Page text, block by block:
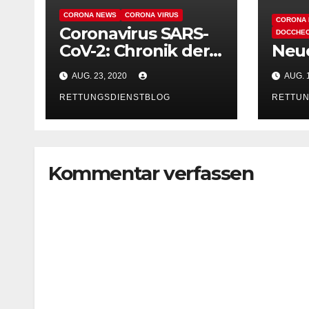
CORONA NEWS CORONA VIRUS
Coronavirus SARS-
CoV-2: Chronik der
bisherigen
Maßnahmen
AUG. 23, 2020
RETTUNGSDIENSTBLOG
CORONA
AUG.
Kommentar verfassen